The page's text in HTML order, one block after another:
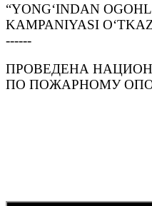
“YONG‘INDAN
KAMPANIYASI
------
ПРОВЕДЕНА
ПО ПОЖАРНОМУ